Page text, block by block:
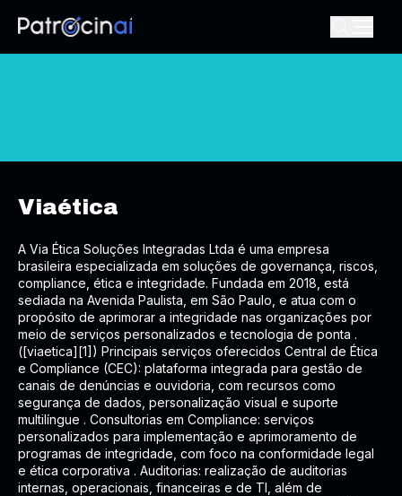
Viaética
A Via Ética Soluções Integradas Ltda é uma empresa
brasileira especializada em soluções de governança, riscos,
compliance, ética e integridade. Fundada em 2018, está
sediada na Avenida Paulista, em São Paulo, e atua com o
propósito de aprimorar a integridade nas organizações por
meio de serviços personalizados e tecnologia de ponta .
([viaetica][1]) Principais serviços oferecidos Central de Ética
e Compliance (CEC): plataforma integrada para gestão de
canais de denúncias e ouvidoria, com recursos como
segurança de dados, personalização visual e suporte
multilíngue . Consultorias em Compliance: serviços
personalizados para implementação e aprimoramento de
programas de integridade, com foco na conformidade legal
e ética corporativa . Auditorias: realização de auditorias
internas, operacionais, financeiras e de TI, além de